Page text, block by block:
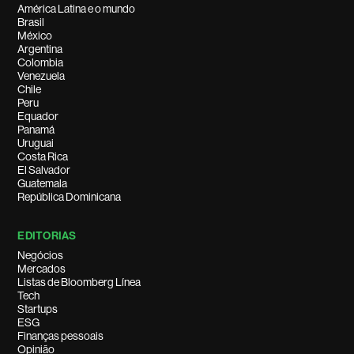
América Latina e o mundo
Brasil
México
Argentina
Colombia
Venezuela
Chile
Peru
Equador
Panamá
Uruguai
Costa Rica
El Salvador
Guatemala
República Dominicana
EDITORIAS
Negócios
Mercados
Listas de Bloomberg Línea
Tech
Startups
ESG
Finanças pessoais
Opinião